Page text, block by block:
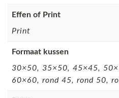
Effen of Print
Print
Formaat kussen
30×50, 35×50, 45×45,
60×60, rond 45, rond 50,